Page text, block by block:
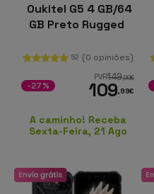
Oukitel G5 4 GB/64
GB Preto Rugged
52 (0 opiniões)
PVR149,99€
109,99€
-27%
A caminho! Receba
Sexta-Feira, 21 Ago